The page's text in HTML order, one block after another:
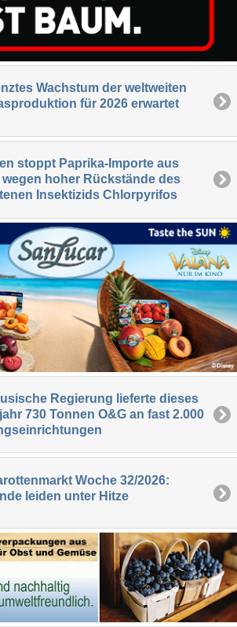
Wachstum der weltweiten
für 2026 erwartet
stoppt Paprika-Importe aus
wegen hoher Rückstände des
Insektizids Chlorpyrifos
Regierung lieferte dieses
730 Tonnen O&G an fast 2.000
Woche 32/2026:
leiden unter Hitze